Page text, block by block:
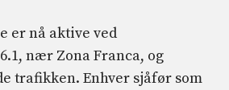
er nå aktive ved
nær Zona Franca, og
trafikken. Enhver sjåfør som